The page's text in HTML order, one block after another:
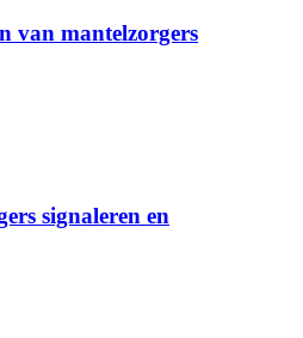
van mantelzorgers
signaleren en